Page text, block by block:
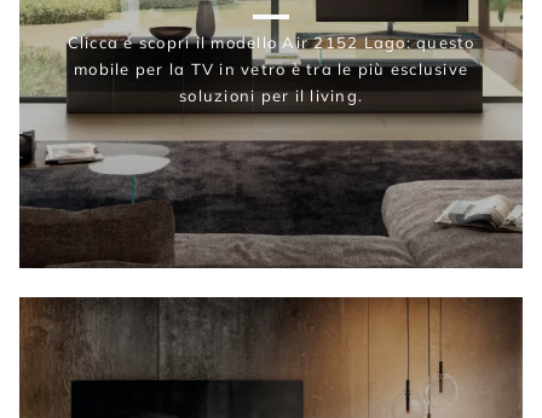
Clicca e scopri il modello Air 2152 Lago: questo
mobile per la TV in vetro è tra le più esclusive
soluzioni per il living.